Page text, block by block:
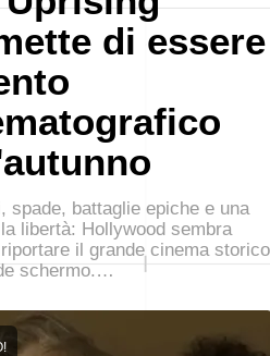
di essere
spade, battaglie epiche e una
libertà: Hollywood sembra
il grande cinema storico
schermo.…